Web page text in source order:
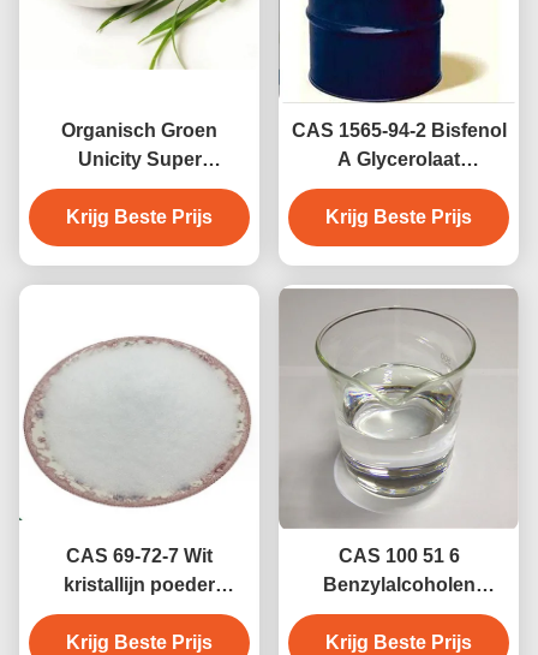
Organisch Groen
Unicity Super
Chlorofylpoeder CAS
1406-65-1
Krijg Beste Prijs
CAS 1565-94-2 Bisfenol
A Glycerolaat
Dimethacrylaat
Tandheelkundige
afdichtingsmiddelen
Glycidyl Methacrylaat
Krijg Beste Prijs
CAS 69-72-7 Wit
kristallijn poeder
salicylzuur voor
roosbehandeling
Krijg Beste Prijs
CAS 100 51 6
Benzylalcoholen
Phenylmethanol
Oplosmiddel en
Krijg Beste Prijs